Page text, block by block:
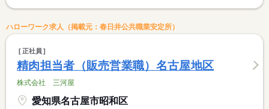
ハローワーク求人（掲載元：春日井公共職業安定所）
正社員
精肉担当者（販売営業職）名古屋地区
株式会社 三河屋
愛知県名古屋市昭和区